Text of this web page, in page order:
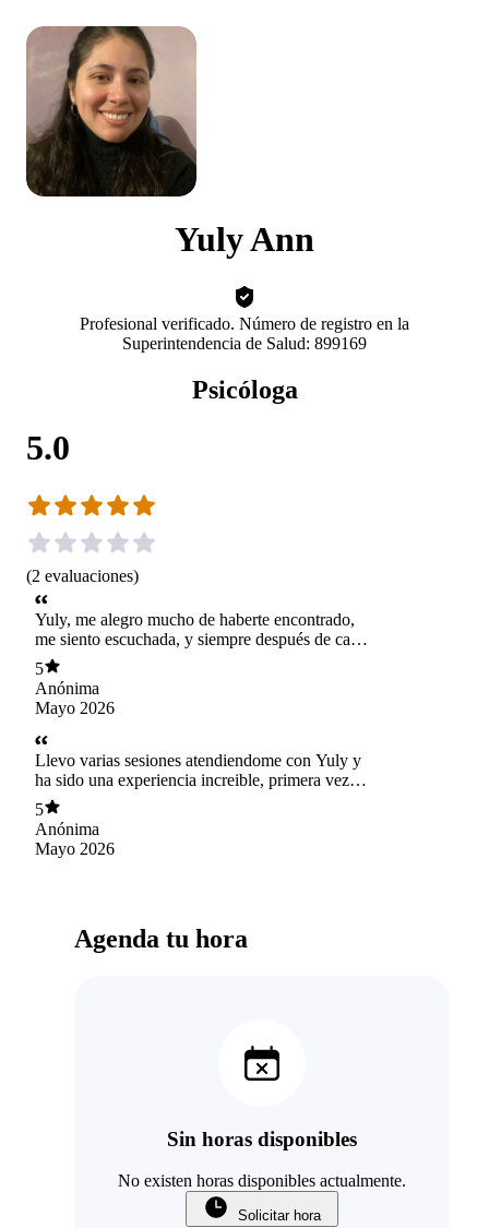
Yuly Ann
Profesional verificado. Número de registro en la
Superintendencia de Salud: 899169
Psicóloga
5.0
(2 evaluaciones)
Yuly, me alegro mucho de haberte encontrado,
me siento escuchada, y siempre después de cada
sesión me quedo pensando en lo que hablamos,
y por fin sentir alivio a cosas que llevaba mucho
tiempo cargando en mi mente. Te agradezco
tanto!
5
Anónima
Mayo 2026
Llevo varias sesiones atendiendome con Yuly y
ha sido una experiencia increible, primera vez
que siento que una psicologa me entiende,
siento mucha confianza y veo mis avances, la
recomiendo 100%
5
Anónima
Mayo 2026
Agenda tu hora
Sin horas disponibles
No existen horas disponibles actualmente.
Solicitar hora